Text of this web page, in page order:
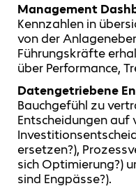
Management
Kennzahlen in
von der
Führungskräfte
über Performance,
Datengetriebene
Bauchgefühl zu
Entscheidungen
ersetzen?),
sich Optimierung?)
sind Engpässe?).